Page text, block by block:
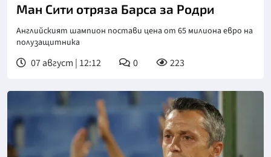
Ман Сити отряза Барса за Родри
Английският шампион постави цена от 65 милиона евро на
полузащитника
07 август | 12:12 0 223